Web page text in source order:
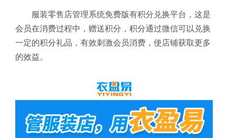
服装零售店管理系统免费版有积分兑换平台，这是
会员在消费过程中，赠送积分，积分通过微信可以兑换
一定的积分礼品，有效刺激会员消费，使店铺获取更多
的效益。